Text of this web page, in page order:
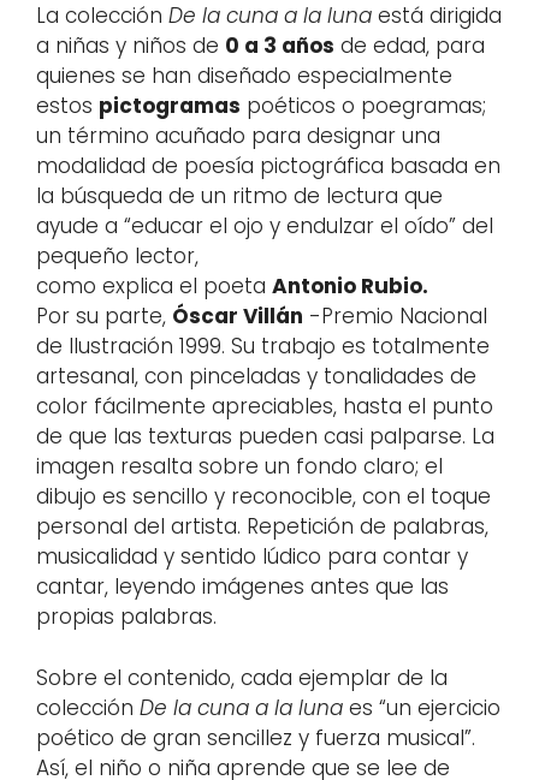
La colección De la cuna a la luna está dirigida
a niñas y niños de 0 a 3 años de edad, para
quienes se han diseñado especialmente
estos pictogramas poéticos o poegramas;
un término acuñado para designar una
modalidad de poesía pictográfica basada en
la búsqueda de un ritmo de lectura que
ayude a “educar el ojo y endulzar el oído” del
pequeño lector,
como explica el poeta Antonio Rubio.
Por su parte, Óscar Villán -Premio Nacional
de Ilustración 1999. Su trabajo es totalmente
artesanal, con pinceladas y tonalidades de
color fácilmente apreciables, hasta el punto
de que las texturas pueden casi palparse. La
imagen resalta sobre un fondo claro; el
dibujo es sencillo y reconocible, con el toque
personal del artista. Repetición de palabras,
musicalidad y sentido lúdico para contar y
cantar, leyendo imágenes antes que las
propias palabras.
Sobre el contenido, cada ejemplar de la
colección De la cuna a la luna es “un ejercicio
poético de gran sencillez y fuerza musical”.
Así, el niño o niña aprende que se lee de